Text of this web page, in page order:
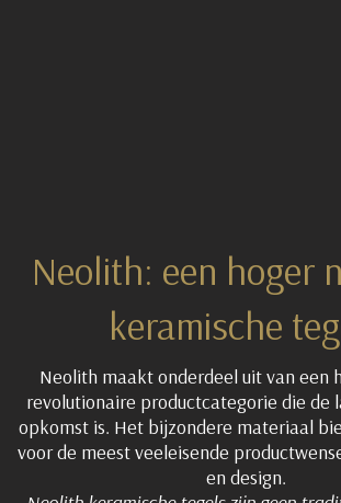
Neolith: een hoger
keramische
Neolith maakt onderdeel uit van een
revolutionaire productcategorie die de
opkomst is. Het bijzondere materiaal
voor de meest veeleisende
en design.